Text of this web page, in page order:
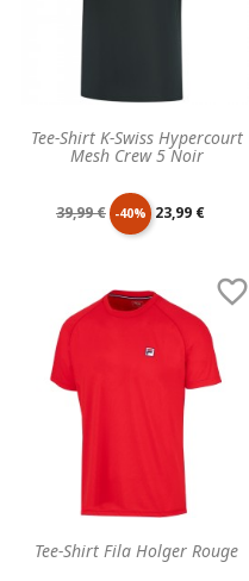
Tee-Shirt K-Swiss Hypercourt
Mesh Crew 5 Noir
Prix
base
39,99 € -40% Prix
23,99 €
Tee-Shirt Fila Holger Rouge
